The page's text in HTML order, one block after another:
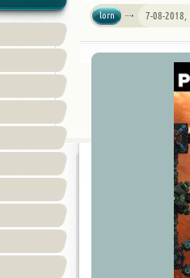
lorn 7-08-2018,